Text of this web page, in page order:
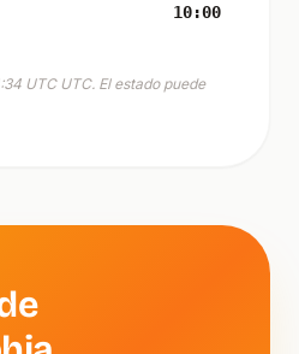
10:00
UTC UTC. El estado puede